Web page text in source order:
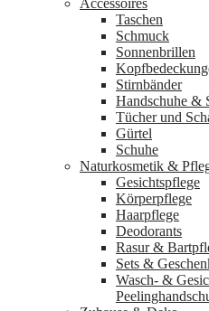
Accessoires
Taschen
Schmuck
Sonnenbrillen
Stirnbänder
Handschuhe &
Tücher und
Gürtel
Schuhe
Naturkosmetik &
Gesichtspflege
Körperpflege
Haarpflege
Deodorants
Rasur &
Sets &
Wasch‑ &